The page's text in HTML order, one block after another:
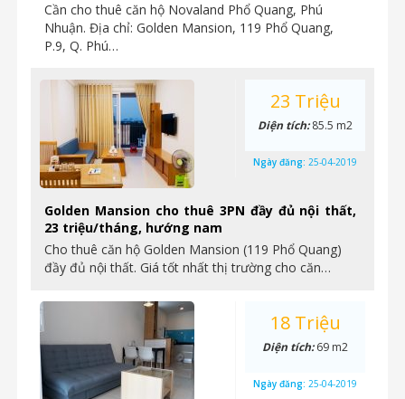
Cần cho thuê căn hộ Novaland Phổ Quang, Phú
Nhuận. Địa chỉ: Golden Mansion, 119 Phổ Quang,
P.9, Q. Phú…
Golden Mansion cho thuê 3PN đầy đủ nội thất,
23 triệu/tháng, hướng nam
Cho thuê căn hộ Golden Mansion (119 Phổ Quang)
đầy đủ nội thất. Giá tốt nhất thị trường cho căn…
23 Triệu
Diện tích:85.5 m2
Ngày đăng: 25-04-2019
18 Triệu
Diện tích:69 m2
Ngày đăng: 25-04-2019